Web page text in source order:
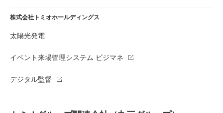
株式会社トミオホールディングス
太陽光発電
イベント来場管理システム ビジマネ
デジタル監督